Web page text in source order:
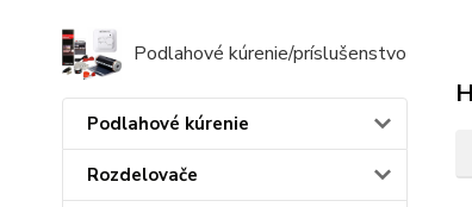
Podlahové kúrenie/príslušenstvo
Podlahové kúrenie
Rozdelovače